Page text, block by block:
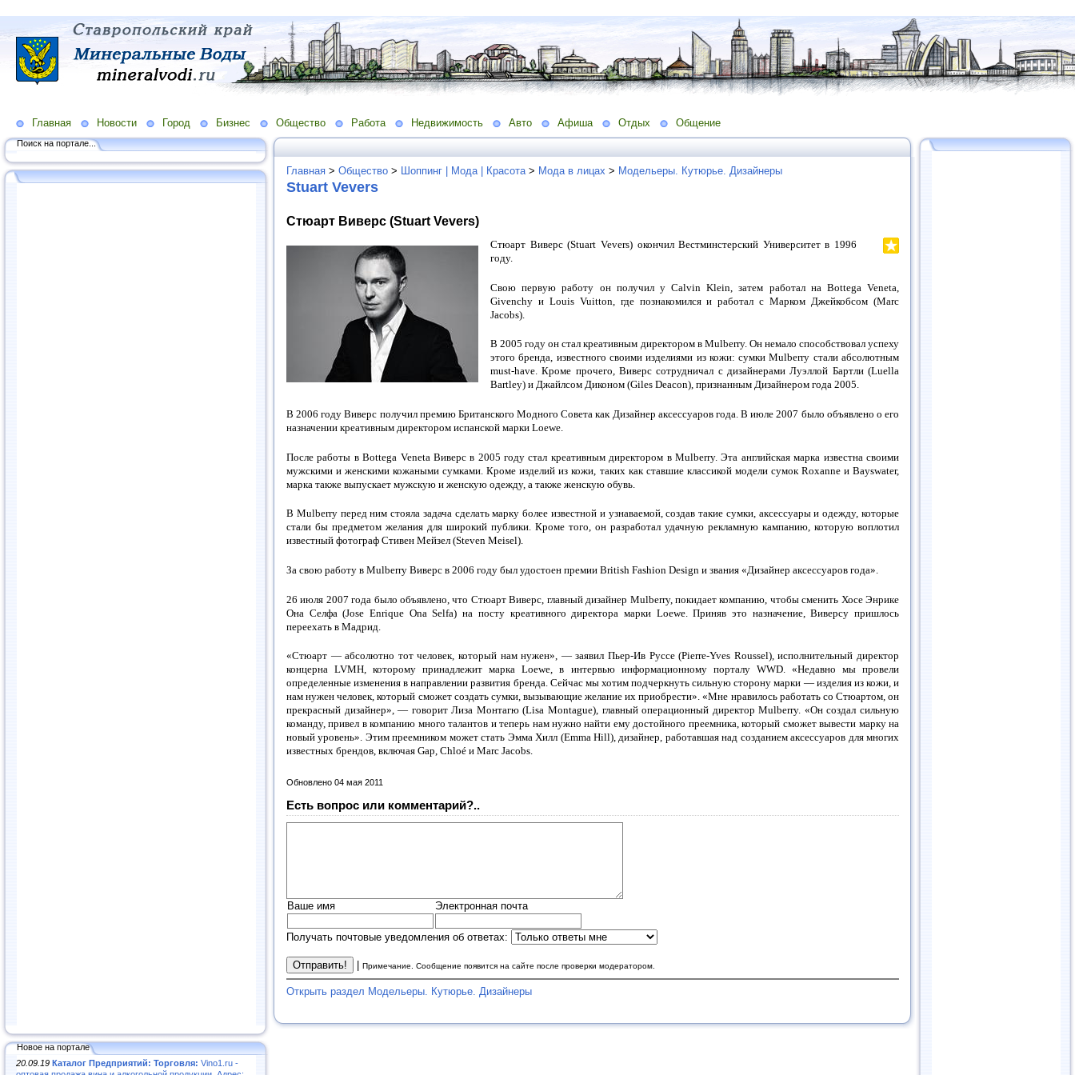
Главная Новости Город Бизнес Общество Работа Недвижимость Авто Афиша Отдых Общение
Поиск на портале...
Новое на портале
20.09.19 Каталог Предприятий: Торговля: Vino1.ru -
Главная > Общество > Шоппинг | Мода | Красота > Мода в лицах > Модельеры. Кутюрье. Дизайнеры
Stuart Vevers
Стюарт Виверс (Stuart Vevers)
Стюарт Виверс (Stuart Vevers) окончил Вестминстерский Университет в 1996
году.
Свою первую работу он получил у Calvin Klein, затем работал на Bottega Veneta,
Givenchy и Louis Vuitton, где познакомился и работал с Марком Джейкобсом (Marc
Jacobs).
В 2005 году он стал креативным директором в Mulberry. Он немало способствовал успеху
этого бренда, известного своими изделиями из кожи: сумки Mulberry стали абсолютным
must-have. Кроме прочего, Виверс сотрудничал с дизайнерами Луэллой Бартли (Luella
Bartley) и Джайлсом Диконом (Giles Deacon), признанным Дизайнером года 2005.
В 2006 году Виверс получил премию Британского Модного Совета как Дизайнер аксессуаров года. В июле 2007 было объявлено о его
назначении креативным директором испанской марки Loewe.
После работы в Bottega Veneta Виверс в 2005 году стал креативным директором в Mulberry. Эта английская марка известна своими
мужскими и женскими кожаными сумками. Кроме изделий из кожи, таких как ставшие классикой модели сумок Roxanne и Bayswater,
марка также выпускает мужскую и женскую одежду, а также женскую обувь.
В Mulberry перед ним стояла задача сделать марку более известной и узнаваемой, создав такие сумки, аксессуары и одежду, которые
стали бы предметом желания для широкий публики. Кроме того, он разработал удачную рекламную кампанию, которую воплотил
известный фотограф Стивен Мейзел (Steven Meisel).
За свою работу в Mulberry Виверс в 2006 году был удостоен премии British Fashion Design и звания «Дизайнер аксессуаров года».
26 июля 2007 года было объявлено, что Стюарт Виверс, главный дизайнер Mulberry, покидает компанию, чтобы сменить Хосе Энрике
Она Селфа (Jose Enrique Ona Selfa) на посту креативного директора марки Loewe. Приняв это назначение, Виверсу пришлось
переехать в Мадрид.
«Стюарт — абсолютно тот человек, который нам нужен», — заявил Пьер-Ив Руссе (Pierre-Yves Roussel), исполнительный директор
концерна LVMH, которому принадлежит марка Loewe, в интервью информационному порталу WWD. «Недавно мы провели
определенные изменения в направлении развития бренда. Сейчас мы хотим подчеркнуть сильную сторону марки — изделия из кожи, и
нам нужен человек, который сможет создать сумки, вызывающие желание их приобрести». «Мне нравилось работать со Стюартом, он
прекрасный дизайнер», — говорит Лиза Монтагю (Lisa Montague), главный операционный директор Mulberry. «Он создал сильную
команду, привел в компанию много талантов и теперь нам нужно найти ему достойного преемника, который сможет вывести марку на
новый уровень». Этим преемником может стать Эмма Хилл (Emma Hill), дизайнер, работавшая над созданием аксессуаров для многих
известных брендов, включая Gap, Chloé и Marc Jacobs.
Обновлено 04 мая 2011
Есть вопрос или комментарий?..
Ваше имя Электронная почта
Получать почтовые уведомления об ответах:
| Примечание. Сообщение появится на сайте после проверки модератором.
Открыть раздел Модельеры. Кутюрье. Дизайнеры